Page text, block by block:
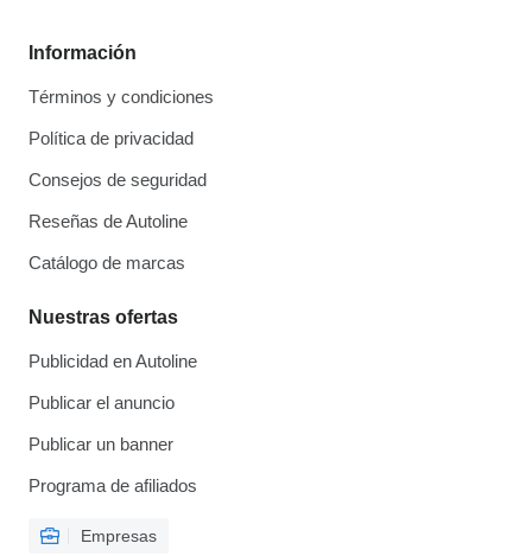
Información
Términos y condiciones
Política de privacidad
Consejos de seguridad
Reseñas de Autoline
Catálogo de marcas
Nuestras ofertas
Publicidad en Autoline
Publicar el anuncio
Publicar un banner
Programa de afiliados
Empresas